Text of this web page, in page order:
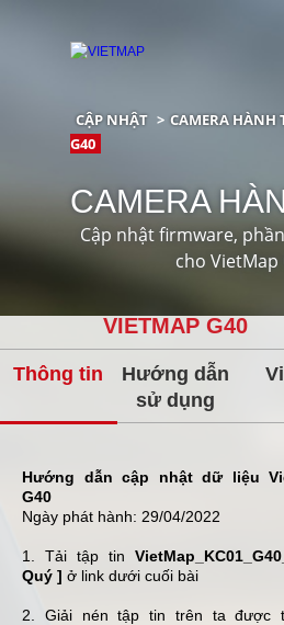
CẬP NHẬT > CAMERA HÀNH
G40
CAMERA
Cập nhật firmware,
cho VietMap
VIETMAP G40
Thông tin
Hướng dẫn
sử dụng
Hướng dẫn cập nhật dữ liệu
G40
Ngày phát hành: 29/04/2022
1. Tải tập tin
Quý ] ở link dưới cuối bài
2. Giải nén tập tin trên ta được